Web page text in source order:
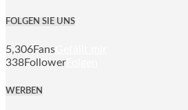
FOLGEN SIE UNS
5,306Fans
338Follower
WERBEN